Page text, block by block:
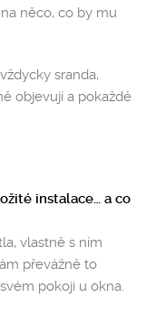
něco, co by mu
sranda,
objevují a pokaždé
instalace… a co
vlastně s ním
převážně to
pokoji u okna.